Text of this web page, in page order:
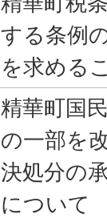
する条例
を求める
精華町国
の一部を
決処分の
について